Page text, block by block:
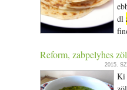
dl
sárgarépa 1 kiskanál
ek. mustár 0,4 dl
fokhagyma 1-1,5
Reform, zabpelyhes
2015.
Ki